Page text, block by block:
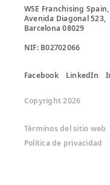
WSE Franchising Spain,
Avenida Diagonal 523,
Barcelona 08029
Facebook LinkedIn
Copyright 2026
Términos del sitio web
Política de privacidad